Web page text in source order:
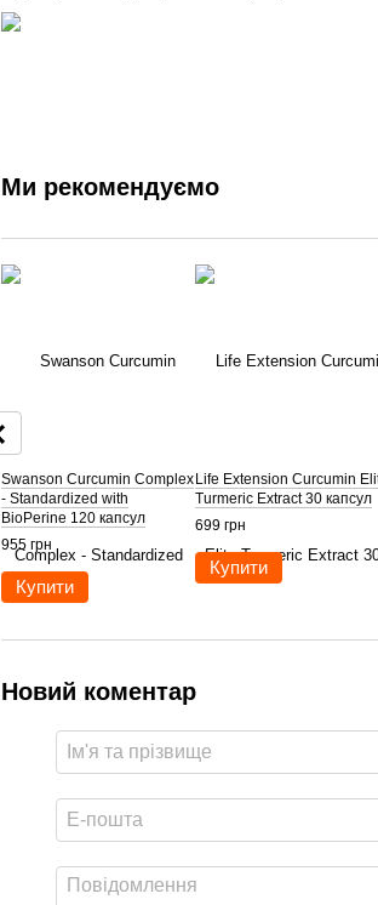
Ми рекомендуємо
Swanson Curcumin Complex
- Standardized with
BioPerine 120 капсул
955 грн
Купити
Life Extension Curcumin
Turmeric Extract 30 капсул
699 грн
Купити
Новий коментар